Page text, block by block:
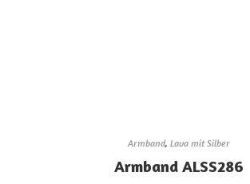
Armband, Lava mit Silber
Armband ALSS286